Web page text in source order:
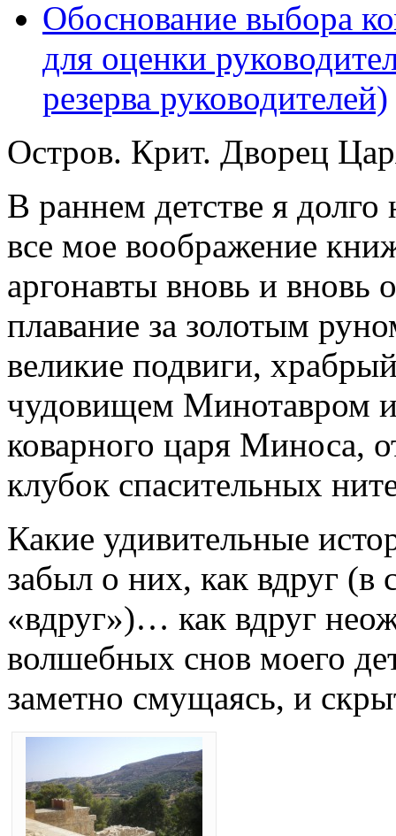
Обоснование выбора
для оценки
резерва руководителей)
Остров. Крит. Дворец
В раннем детстве я долго
все мое воображение
аргонавты вновь и вновь
плавание за золотым
великие подвиги,
чудовищем Минотавром
коварного царя Миноса,
клубок спасительных
Какие удивительные
забыл о них, как вдруг (в
«вдруг»)… как вдруг
волшебных снов моего
заметно смущаясь, и